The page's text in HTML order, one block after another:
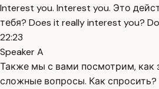
Interest you. Interest you. Это
тебя? Does it really interest you?
22:23
Speaker A
Также мы с вами посмотрим, как
сложные вопросы. Как